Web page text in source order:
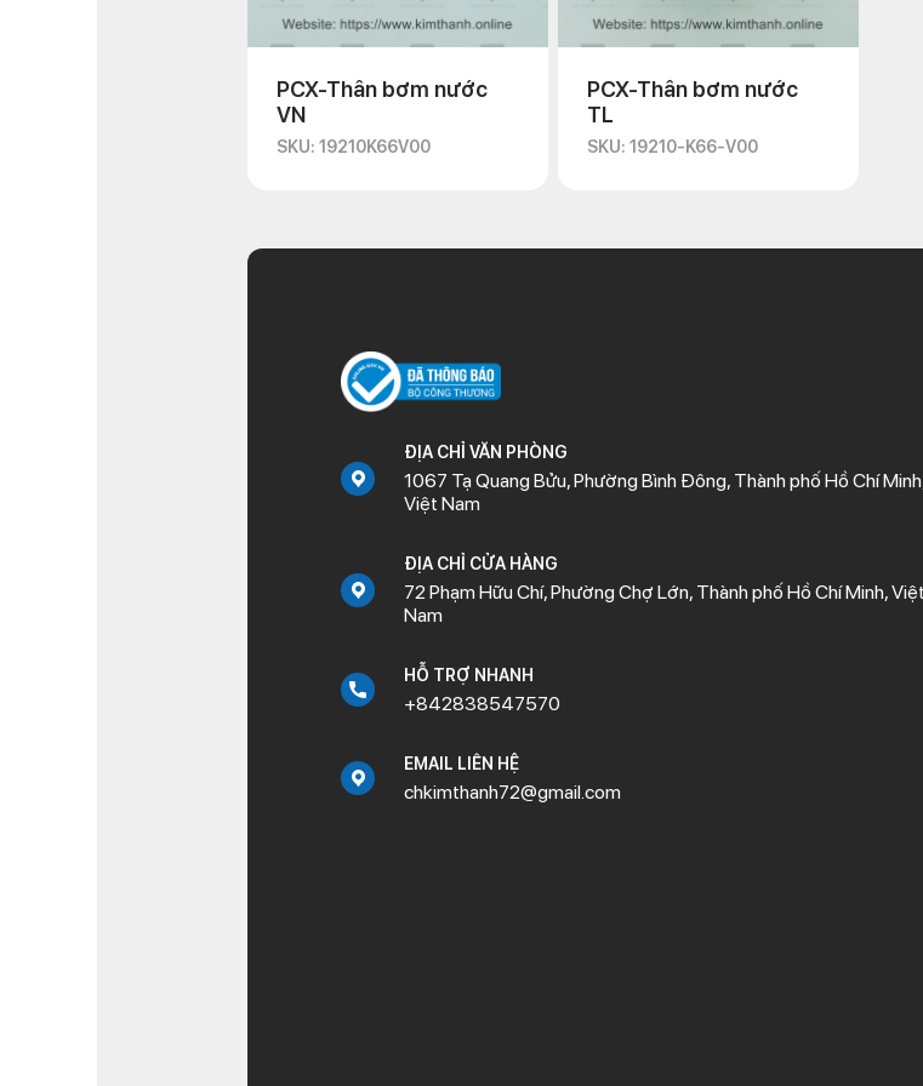
PCX-Thân bơm nước
VN
SKU: 19210K66V00
PCX-Thân bơm nước
TL
SKU: 19210-K66-V00
ĐỊA CHỈ VĂN PHÒNG
1067 Tạ Quang Bửu, Phường Bình Đông, Thành phố Hồ Chí
Việt Nam
ĐỊA CHỈ CỬA HÀNG
72 Phạm Hữu Chí, Phường Chợ Lớn, Thành phố Hồ Chí Minh, Việt
Nam
HỖ TRỢ NHANH
+842838547570
EMAIL LIÊN HỆ
chkimthanh72@gmail.com